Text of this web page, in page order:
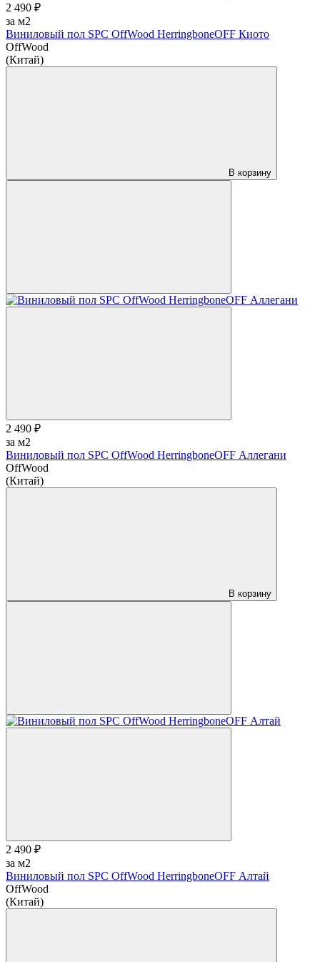
2 490 ₽
за м2
Виниловый пол SPC OffWood HerringboneOFF Киото
OffWood
(Китай)
В корзину
2 490 ₽
за м2
Виниловый пол SPC OffWood HerringboneOFF Аллегани
OffWood
(Китай)
В корзину
2 490 ₽
за м2
Виниловый пол SPC OffWood HerringboneOFF Алтай
OffWood
(Китай)